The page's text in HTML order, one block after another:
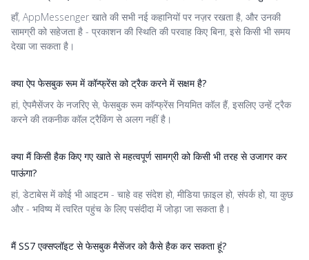
हाँ, AppMessenger खाते की सभी नई कहानियों पर नज़र रखता है, और उनकी
सामग्री को सहेजता है - प्रकाशन की स्थिति की परवाह किए बिना, इसे किसी भी समय
देखा जा सकता है।
क्या ऐप फेसबुक रूम में कॉन्फ्रेंस को ट्रैक करने में सक्षम है?
हां, ऐपमैसेंजर के नजरिए से, फेसबुक रूम कॉन्फ्रेंस नियमित कॉल हैं, इसलिए उन्हें ट्रैक
करने की तकनीक कॉल ट्रैकिंग से अलग नहीं है।
क्या मैं किसी हैक किए गए खाते से महत्वपूर्ण सामग्री को किसी भी तरह से उजागर कर
पाऊंगा?
हां, डेटाबेस में कोई भी आइटम - चाहे वह संदेश हो, मीडिया फ़ाइल हो, संपर्क हो, या कुछ
और - भविष्य में त्वरित पहुंच के लिए पसंदीदा में जोड़ा जा सकता है।
मैं SS7 एक्सप्लॉइट से फेसबुक मैसेंजर को कैसे हैक कर सकता हूं?